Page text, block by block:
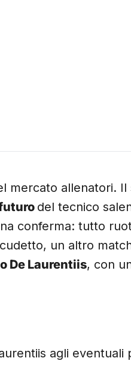
mercato allenatori. Il
del tecnico
conferma: tutto
un altro
De Laurentiis, con
agli eventuali